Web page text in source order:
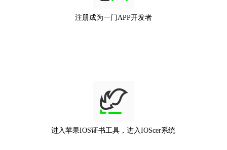
注册成为一门APP开发者
进入苹果IOS证书工具，进入IOScer系统